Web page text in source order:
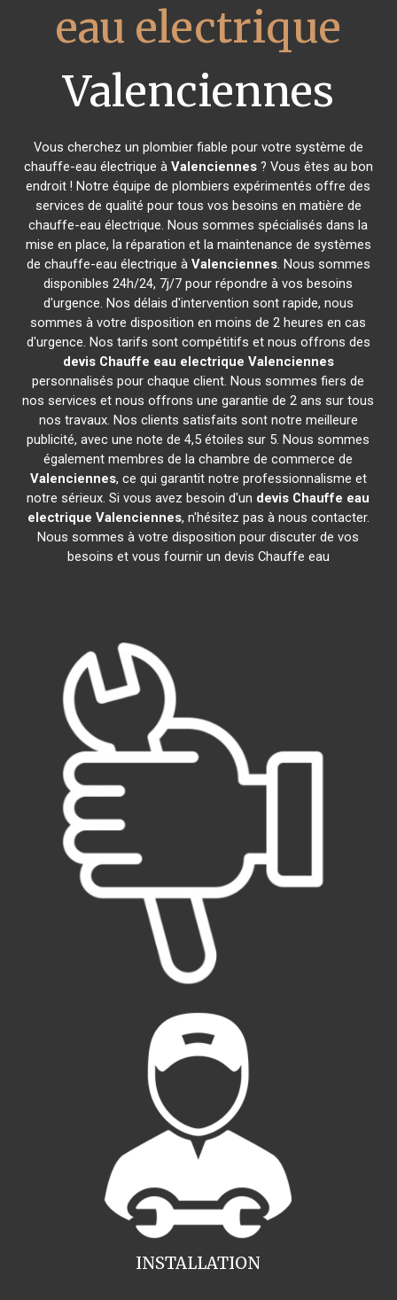
eau electrique
Valenciennes
Vous cherchez un plombier fiable pour votre système de
chauffe-eau électrique à Valenciennes? Vous êtes au bon
endroit ! Notre équipe de plombiers expérimentés offre des
services de qualité pour tous vos besoins en matière de
chauffe-eau électrique. Nous sommes spécialisés dans la
mise en place, la réparation et la maintenance de systèmes
de chauffe-eau électrique à Valenciennes. Nous sommes
disponibles 24h/24, 7j/7 pour répondre à vos besoins
d'urgence. Nos délais d'intervention sont rapide, nous
sommes à votre disposition en moins de 2 heures en cas
d'urgence. Nos tarifs sont compétitifs et nous offrons des
devis Chauffe eau electrique Valenciennes
personnalisés pour chaque client. Nous sommes fiers de
nos services et nous offrons une garantie de 2 ans sur tous
nos travaux. Nos clients satisfaits sont notre meilleure
publicité, avec une note de 4,5 étoiles sur 5. Nous sommes
également membres de la chambre de commerce de
Valenciennes, ce qui garantit notre professionnalisme et
notre sérieux. Si vous avez besoin d'un devis Chauffe eau
electrique Valenciennes, n'hésitez pas à nous contacter.
Nous sommes à votre disposition pour discuter de vos
besoins et vous fournir un devis Chauffe eau
INSTALLATION